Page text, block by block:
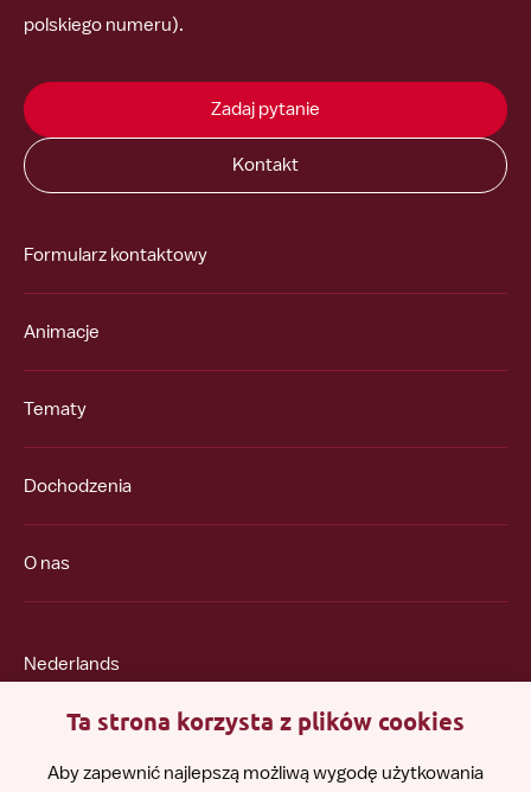
polskiego numeru).
Zadaj pytanie
Kontakt
Formularz kontaktowy
Animacje
Tematy
Dochodzenia
O nas
Nederlands
Ta strona korzysta z plików cookies
Aby zapewnić najlepszą możliwą wygodę użytkowania